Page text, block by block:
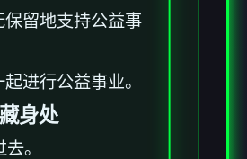
保留地支持公益事
进行公益事业。
身处
。